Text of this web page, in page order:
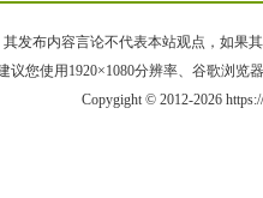
发布内容言论不代表本站观点，如果
议您使用1920×1080分辨率、谷歌浏览
Copygight © 2012-2026